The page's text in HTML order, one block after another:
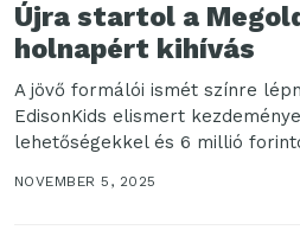
Újra startol a
holnapért kihívás
A jövő formálói ismét színre
EdisonKids elismert
lehetőségekkel és 6 millió
NOVEMBER 5, 2025